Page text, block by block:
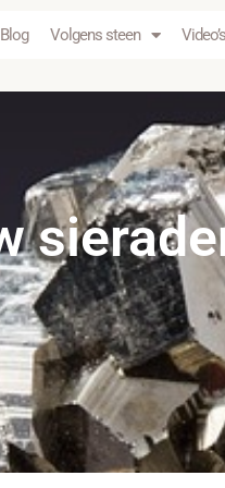
Blog Volgens steen Video’s